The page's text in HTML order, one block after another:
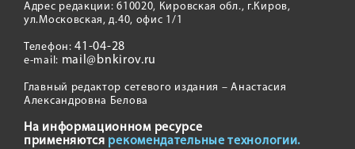
Адрес редакции: 610020, Кировская обл., г.Киров,
ул.Московская, д.40, офис 1/1
Телефон:41-04-28
e-mail: mail@bnkirov.ru
Главный редактор сетевого издания – Анастасия
Александровна Белова
На информационном ресурсе
применяются рекомендательные технологии.